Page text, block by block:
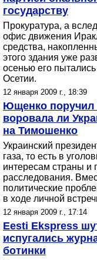
государству
Прокуратура, а
офис движения
средства,
этого здания уже
осенью его
Осетии.
12 января 2009 г., 18:39
Ющенко поручил
воровала ли
на Тимошенко
Украинский
газа, то есть в
интересам страны и
расследования.
политические
в ходе личной
12 января 2009 г., 17:14
Eesti Ekspress
испугались
ботинки